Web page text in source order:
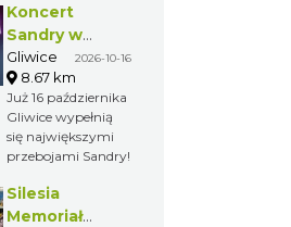
Koncert
Sandry w
Gliwicach
Gliwice 2026-10-16
8.67 km
Już 16 października
Gliwice wypełnią
się największymi
przebojami Sandry!
Silesia
Memoriał